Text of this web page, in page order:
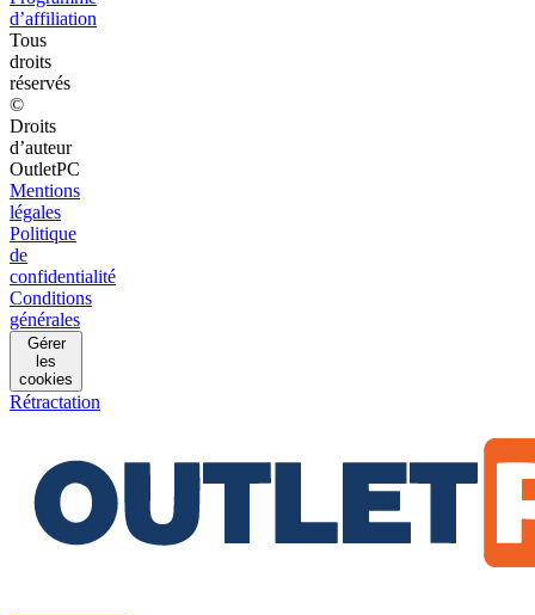
d’affiliation
Tous
droits
réservés
©
Droits
d’auteur
OutletPC
Mentions
légales
Politique
de
confidentialité
Conditions
générales
Gérer
les
cookies
Rétractation